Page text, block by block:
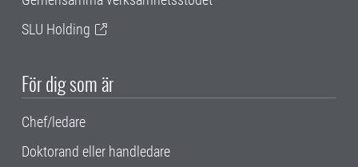
SLU Holding
För dig som är
Chef/ledare
Doktorand eller handledare